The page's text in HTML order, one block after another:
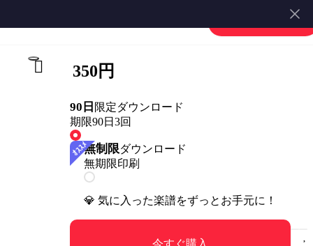
会員登録・ログイン
350円
90日 限定ダウンロード
期限90日 3回
無制限ダウンロード
無期限印刷
💎 気に入った楽譜をずっとお手元に！
今すぐ購入